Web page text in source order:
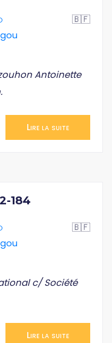
🇧🇫
Antoinette
Lire la suite
184
🇧🇫
c/ Société
Lire la suite